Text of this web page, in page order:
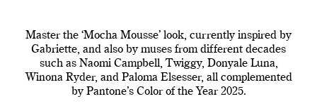
Master the ‘Mocha Mousse’ look, currently inspired by
Gabriette, and also by muses from different decades
such as Naomi Campbell, Twiggy, Donyale Luna,
Winona Ryder, and Paloma Elsesser, all complemented
by Pantone’s Color of the Year 2025.